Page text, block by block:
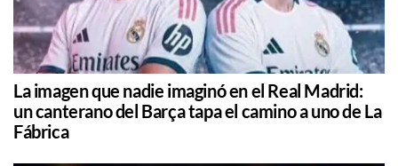
La imagen que nadie imaginó en el Real Madrid:
un canterano del Barça tapa el camino a uno de La
Fábrica